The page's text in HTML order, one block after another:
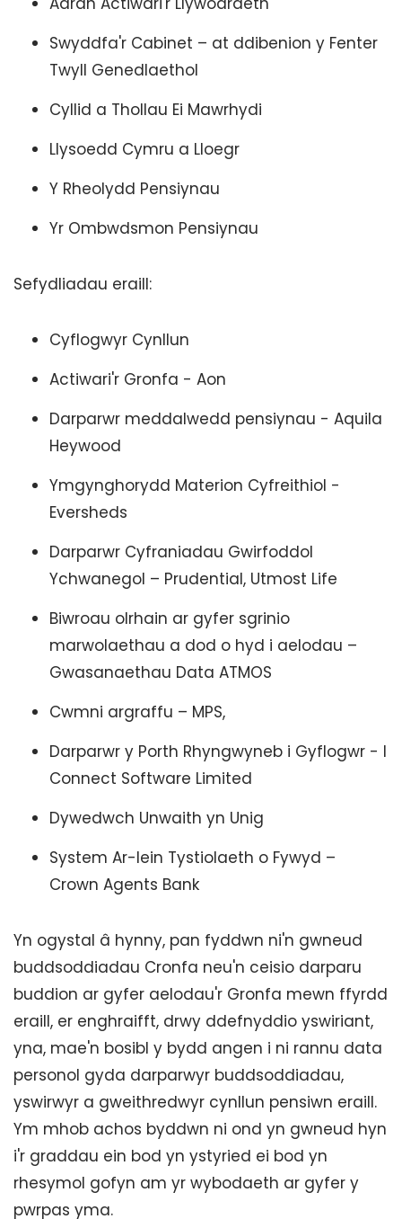
Swyddfa'r Cabinet – at ddibenion y Fenter
Twyll Genedlaethol
Cyllid a Thollau Ei Mawrhydi
Llysoedd Cymru a Lloegr
Y Rheolydd Pensiynau
Yr Ombwdsmon Pensiynau
Sefydliadau eraill:
Cyflogwyr Cynllun
Actiwari'r Gronfa - Aon
Darparwr meddalwedd pensiynau - Aquila
Heywood
Ymgynghorydd Materion Cyfreithiol -
Eversheds
Darparwr Cyfraniadau Gwirfoddol
Ychwanegol – Prudential, Utmost Life
Biwroau olrhain ar gyfer sgrinio
marwolaethau a dod o hyd i aelodau –
Gwasanaethau Data ATMOS
Cwmni argraffu – MPS,
Darparwr y Porth Rhyngwyneb i Gyflogwr - I
Connect Software Limited
Dywedwch Unwaith yn Unig
System Ar-lein Tystiolaeth o Fywyd –
Crown Agents Bank
Yn ogystal â hynny, pan fyddwn ni'n gwneud
buddsoddiadau Cronfa neu'n ceisio darparu
buddion ar gyfer aelodau'r Gronfa mewn ffyrdd
eraill, er enghraifft, drwy ddefnyddio yswiriant,
yna, mae'n bosibl y bydd angen i ni rannu data
personol gyda darparwyr buddsoddiadau,
yswirwyr a gweithredwyr cynllun pensiwn eraill.
Ym mhob achos byddwn ni ond yn gwneud hyn
i'r graddau ein bod yn ystyried ei bod yn
rhesymol gofyn am yr wybodaeth ar gyfer y
pwrpas yma.